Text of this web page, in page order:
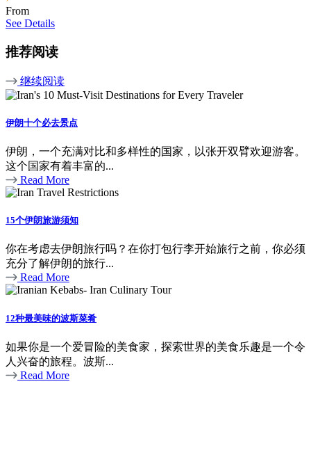
From
See Details
推荐阅读
继续阅读
伊朗十个必去景点
伊朗，一个充满对比和多样性的国家，以张开双臂欢迎游客。
这个国家有着丰富的...
Read More
15个伊朗旅游须知
你在考虑去伊朗旅行吗？在你打包行李开始旅行之前，你必须
充分了解伊朗的旅行...
Read More
12种最美味的波斯菜肴
如果你是一个爱冒险的美食家，探索世界的美食乐趣是一个令
人兴奋的旅程。波斯...
Read More